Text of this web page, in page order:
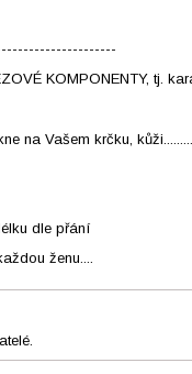
KOMPONENTY, tj.
na Vašem krčku,
dle přání
ženu....